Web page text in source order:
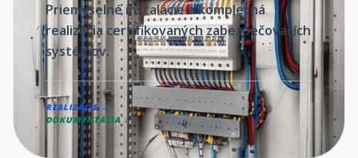
Priemyselné inštalácie a kompletná
realizácia certifikovaných zabezpečovacích
systémov.
REALIZÁCIE →
DOKUMENTÁCIA ↓